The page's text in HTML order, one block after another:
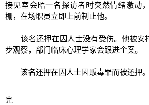
接见室会晤一名探访者时突然情绪激动
栅，在场职员立即上前制止他。
该名还押在囚人士没有受伤。他被安
步观察，部门临床心理学家会跟进个案。
该名还押在囚人士因贩毒罪而被还押。
完